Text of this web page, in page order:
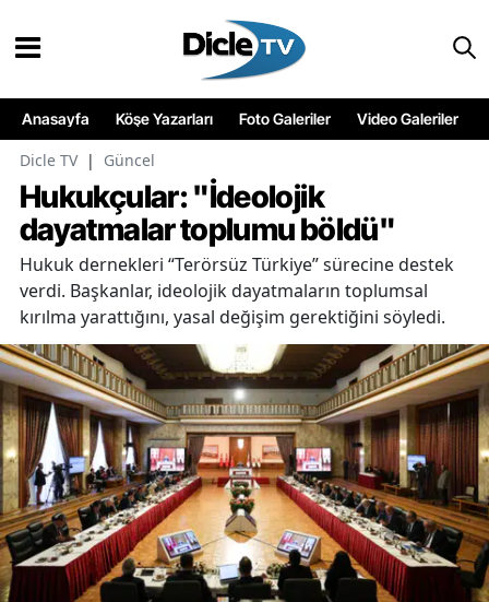
Anasayfa Köşe Yazarları Foto Galeriler Video Galeriler
Dicle TV | Güncel
Hukukçular: "İdeolojik
dayatmalar toplumu böldü"
Hukuk dernekleri “Terörsüz Türkiye” sürecine destek
verdi. Başkanlar, ideolojik dayatmaların toplumsal
kırılma yarattığını, yasal değişim gerektiğini söyledi.